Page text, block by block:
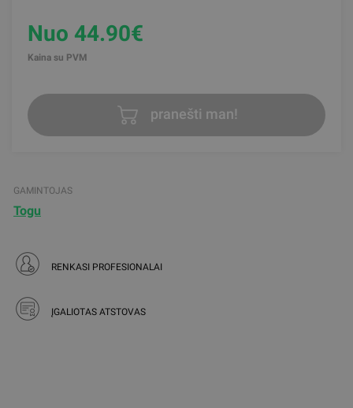
Nuo 44.90€
Kaina su PVM
pranešti man!
GAMINTOJAS
Togu
RENKASI PROFESIONALAI
ĮGALIOTAS ATSTOVAS